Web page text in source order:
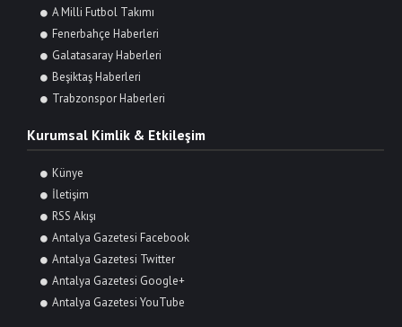
A Milli Futbol Takımı
Fenerbahçe Haberleri
Galatasaray Haberleri
Beşiktaş Haberleri
Trabzonspor Haberleri
Kurumsal Kimlik & Etkileşim
Künye
İletişim
RSS Akışı
Antalya Gazetesi Facebook
Antalya Gazetesi Twitter
Antalya Gazetesi Google+
Antalya Gazetesi YouTube